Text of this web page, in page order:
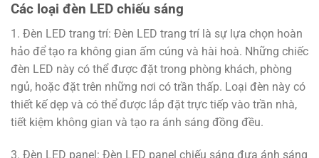
Các loại đèn LED chiếu sáng
1. Đèn LED trang trí: Đèn LED trang trí là sự lựa chọn hoàn
hảo để tạo ra không gian ấm cúng và hài hoà. Những chiếc
đèn LED này có thể được đặt trong phòng khách, phòng
ngủ, hoặc đặt trên những nơi có trần thấp. Loại đèn này có
thiết kế dẹp và có thể được lắp đặt trực tiếp vào trần nhà,
tiết kiệm không gian và tạo ra ánh sáng đồng đều.
3. Đèn LED panel: Đèn LED panel chiếu sáng đưa ánh sáng